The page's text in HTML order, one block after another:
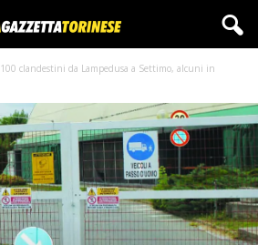
100 clandestini da Lampedusa a Settimo, alcuni in